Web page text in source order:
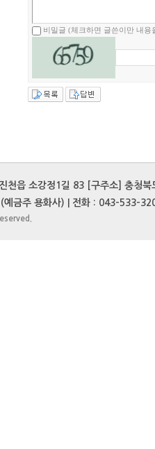
비밀글 (체크하면 글쓴이만 내용
천읍 소강정1길 83 [구주소] 충청
금주 용화사) | 전화 : 043-533-